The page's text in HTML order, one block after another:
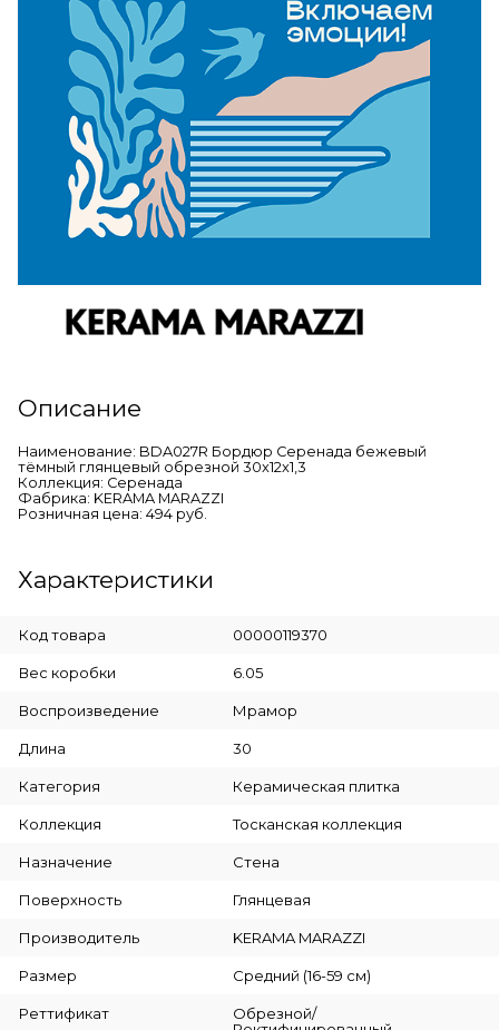
Описание
Наименование: BDA027R Бордюр Серенада бежевый
тёмный глянцевый обрезной 30x12x1,3
Коллекция: Серенада
Фабрика: KERAMA MARAZZI
Розничная цена: 494 руб.
Характеристики
Код товара 00000119370
Вес коробки 6.05
Воспроизведение Мрамор
Длина 30
Категория Керамическая плитка
Коллекция Тосканская коллекция
Назначение Стена
Поверхность Глянцевая
Производитель KERAMA MARAZZI
Размер Средний (16-59 см)
Реттификат
Обрезной/